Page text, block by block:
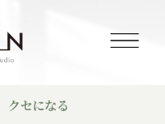
セになる